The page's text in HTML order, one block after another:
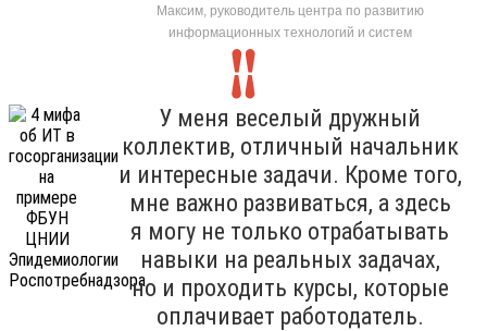
Максим, руководитель центра по развитию
информационных технологий и систем
У меня веселый дружный
коллектив, отличный начальник
и интересные задачи. Кроме того,
мне важно развиваться, а здесь
я могу не только отрабатывать
навыки на реальных задачах,
но и проходить курсы, которые
оплачивает работодатель.